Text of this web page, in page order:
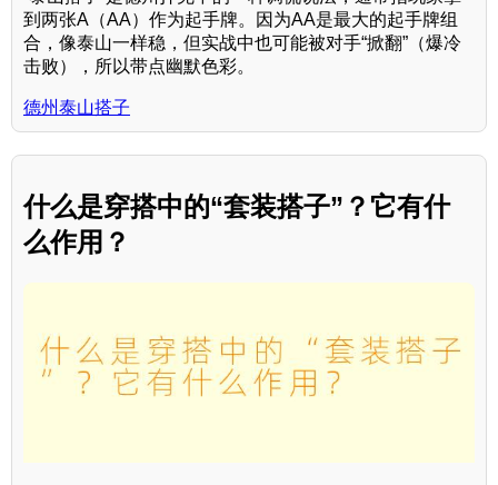
到两张A（AA）作为起手牌。因为AA是最大的起手牌组
合，像泰山一样稳，但实战中也可能被对手“掀翻”（爆冷
击败），所以带点幽默色彩。
德州泰山搭子
什么是穿搭中的“套装搭子”？它有什
么作用？